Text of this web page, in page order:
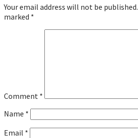
Your email address will not be published.
marked *
Comment *
Name *
Email *